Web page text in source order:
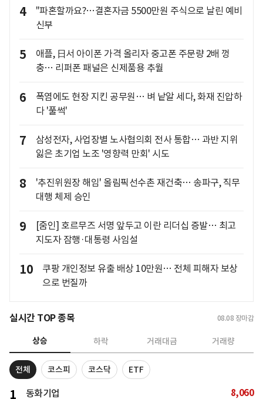
4
"파혼할까요?…결혼자금 5500만원 주식으로 날린 예비
신부
5
애플, 日서 아이폰 가격 올리자 중고폰 주문량 2배 껑
충… 리퍼폰 패널은 신제품용 추월
6
폭염에도 현장 지킨 공무원… 벼 낱알 세다, 화재 진압하
다 '풀썩'
7
삼성전자, 사업장별 노사협의회 전사 통합… 과반 지위
잃은 초기업 노조 '영향력 만회' 시도
8
'추진위원장 해임' 올림픽선수촌 재건축… 송파구, 직무
대행 체제 승인
9
[줌인] 호르무즈 서명 앞두고 이란 리더십 증발… 최고
지도자 잠행·대통령 사임설
10
쿠팡 개인정보 유출 배상 10만원… 전체 피해자 보상
으로 번질까
실시간 TOP 종목 08.08 장마감
상승 하락 거래대금 거래량
전체 코스피 코스닥 ETF
1 동화기업 8,060